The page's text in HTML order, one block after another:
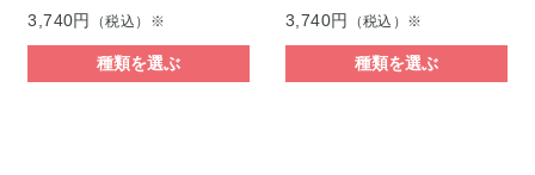
3,740円 （税込）※
種類を選ぶ
3,740円 （税込）※
種類を選ぶ